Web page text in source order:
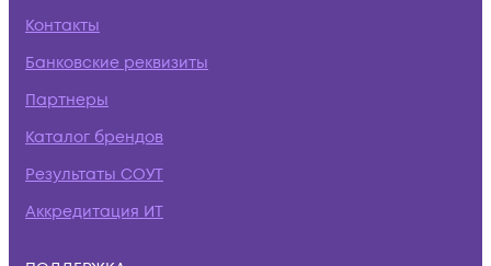
Контакты
Банковские реквизиты
Партнеры
Каталог брендов
Результаты СОУТ
Аккредитация ИТ